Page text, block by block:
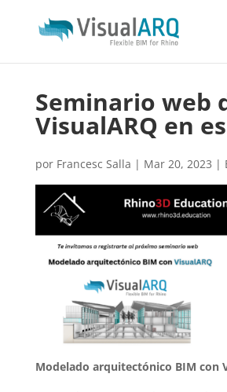
Seminario web
VisualARQ en
por Francesc Salla | Mar 20, 2023 |
Modelado arquitectónico BIM con